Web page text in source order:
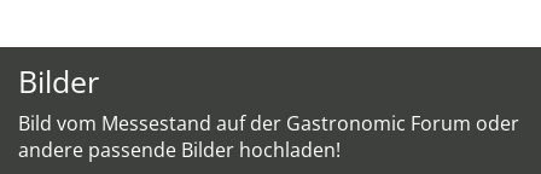
Bilder
Bild vom Messestand auf der Gastronomic Forum oder
andere passende Bilder hochladen!